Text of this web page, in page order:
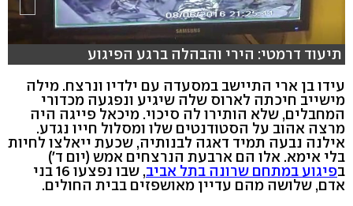
תיעוד דרמטי: הירי והבהלה ברגע הפיגוע
עידו בן ארי התיישב במסעדה עם ילדיו ונרצח. מילה
מישייב חיכתה לארוס שלה שיגיע ונפגעה מכדורי
המחבלים, שלא הותירו לה סיכוי. מיכאל פייגה היה
מרצה אהוב על הסטודנטים שלו ומסלול חייו נגדע.
אילנה נבעה תמיד דאגה לבנותיה, שכעת ייאלצו לחיות
בלי אימא. אלו הם ארבעת הנרצחים אמש (יום ד')
בפיגוע במתחם שרונה בתל אביב , שבו נפצעו 16 בני
אדם, שלושה מהם עדיין מאושפזים בבית החולים.